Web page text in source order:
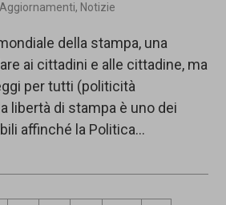
, Notizie
della stampa, una
ai cittadini e alle cittadine, ma
per tutti (politicità
libertà di stampa è uno dei
affinché la Politica…